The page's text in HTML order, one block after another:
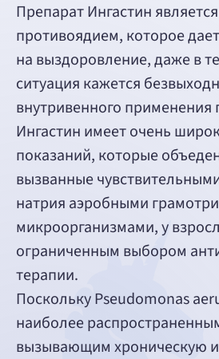
Препарат Ингастин
противоядием, которое
на выздоровление, даже в
ситуация кажется
внутривенного применения
Ингастин имеет очень
показаний, которые
вызванные
натрия аэробными
микроорганизмами, у
ограниченным выбором
терапии.
Поскольку Pseudomonas
наиболее
вызывающим хроническую